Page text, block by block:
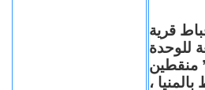
قرية
للوحدة
” منقطين
،